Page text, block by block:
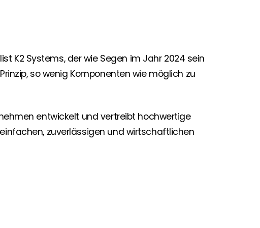
und Dokumentation!
Neuigkeiten von Segen. Hier erfahren Sie es zuerst!
Brancheninformationen sind, werden Sie bei uns fündig.
Partner und profitieren Sie von unseren Vorteilen!
passenden PV-Installateur? Dann sind Sie bei uns genau richtig.
K2 Systems, der wie Segen im Jahr 2024 sein
so wenig Komponenten wie möglich zu
entwickelt und vertreibt hochwertige
zuverlässigen und wirtschaftlichen